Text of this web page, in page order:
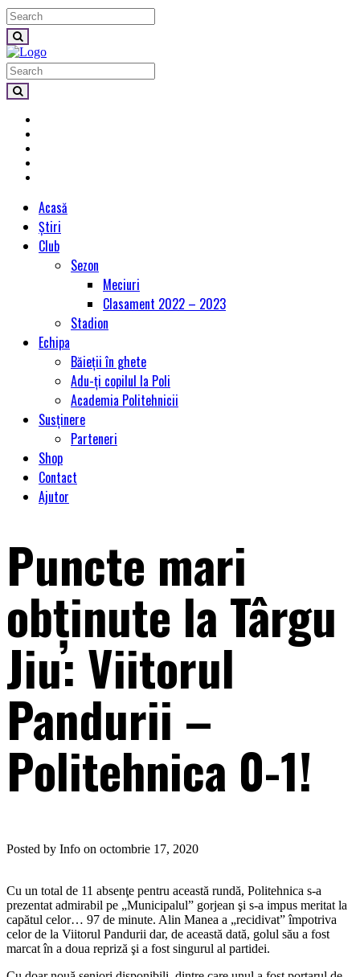
Acasă
Știri
Club
Sezon
Meciuri
Clasament 2022 – 2023
Stadion
Echipa
Băieții în ghete
Adu-ți copilul la Poli
Academia Politehnicii
Susținere
Parteneri
Shop
Contact
Ajutor
Puncte mari
obţinute la Târgu
Jiu: Viitorul
Pandurii –
Politehnica 0-1!
Posted by Info on octombrie 17, 2020
Cu un total de 11 absenţe pentru această rundă, Politehnica s-a
prezentat admirabil pe „Municipalul” gorjean şi s-a impus meritat la
capătul celor… 97 de minute. Alin Manea a „recidivat” împotriva
celor de la Viitorul Pandurii dar, de această dată, golul său a fost
marcat în a doua repriză şi a fost singurul al partidei.